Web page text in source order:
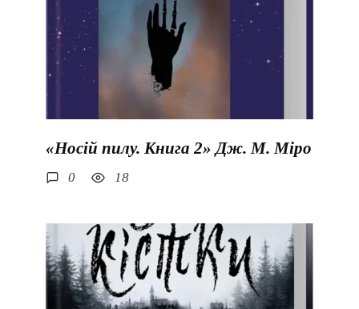
«Носій пилу. Книга 2» Дж. М. Міро
0 18